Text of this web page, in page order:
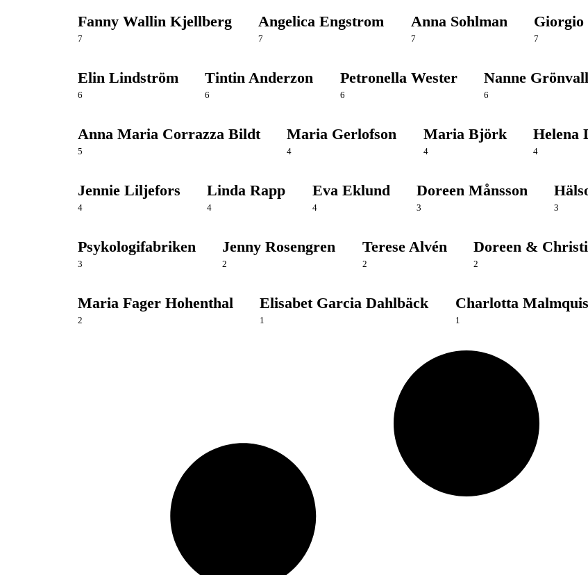
Fanny Wallin Kjellberg
7
Angelica Engstrom
7
Anna Sohlman
7
Giorgio
7
Elin Lindström
6
Tintin Anderzon
6
Petronella Wester
6
Nanne Grönvall
6
Anna Maria Corrazza Bildt
5
Maria Gerlofson
4
Maria Björk
4
Helena
4
Jennie Liljefors
4
Linda Rapp
4
Eva Eklund
4
Doreen Månsson
3 3
Psykologifabriken
3
Jenny Rosengren
2
Terese Alvén
2
Doreen &
2
Maria Fager Hohenthal
2
Elisabet Garcia Dahlbäck
1
Charlotta
1